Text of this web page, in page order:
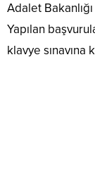
Adalet
Yapılan
klavye